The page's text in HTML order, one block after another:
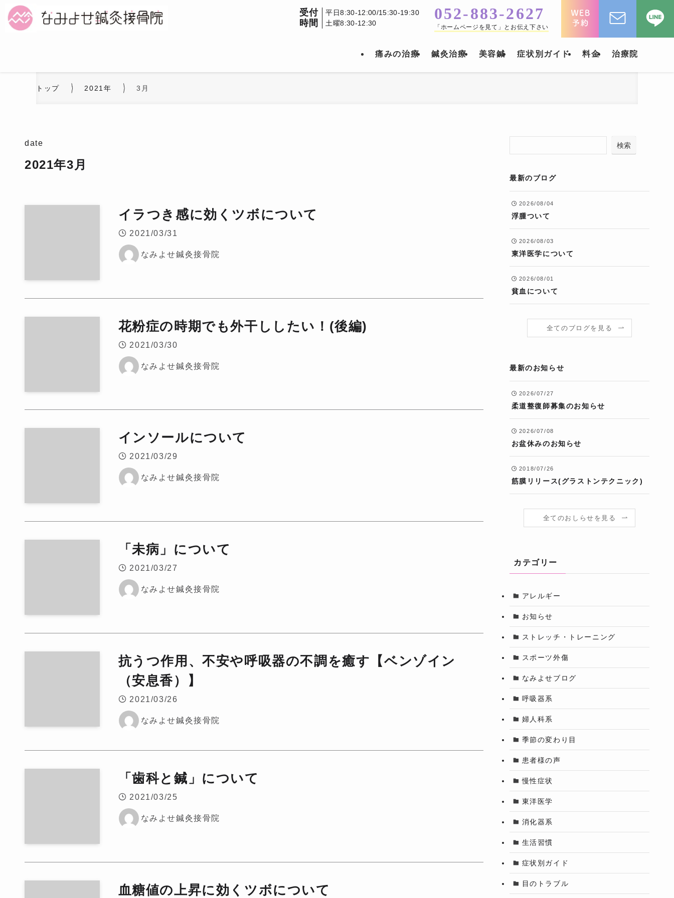
受付
時間
平日8:30-12:00/15:30-19:30
土曜8:30-12:30
052-883-2627
「ホームページを見て」とお伝え下さい
痛みの治療 鍼灸治療 美容鍼 症状別ガイド 料金 治療院
トップ 2021年 3月
date
2021年3月
イラつき感に効くツボについて
2021/03/31
なみよせ鍼灸接骨院
花粉症の時期でも外干ししたい！(後編)
2021/03/30
なみよせ鍼灸接骨院
インソールについて
2021/03/29
なみよせ鍼灸接骨院
「未病」について
2021/03/27
なみよせ鍼灸接骨院
抗うつ作用、不安や呼吸器の不調を癒す【ベンゾイン
（安息香）】
2021/03/26
なみよせ鍼灸接骨院
「歯科と鍼」について
2021/03/25
なみよせ鍼灸接骨院
血糖値の上昇に効くツボについて
検索
最新のブログ
2026/08/04
浮腫ついて
2026/08/03
東洋医学について
2026/08/01
貧血について
全てのブログを見る
最新のお知らせ
2026/07/27
柔道整復師募集のお知らせ
2026/07/08
お盆休みのお知らせ
2018/07/26
筋膜リリース(グラストンテクニック)
全てのおしらせを見る
カテゴリー
アレルギー
お知らせ
ストレッチ・トレーニング
スポーツ外傷
なみよせブログ
呼吸器系
婦人科系
季節の変わり目
患者様の声
慢性症状
東洋医学
消化器系
生活習慣
症状別ガイド
目のトラブル